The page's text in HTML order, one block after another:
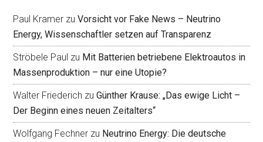
Paul Kramer zuVorsicht vor Fake News – Neutrino
Energy, Wissenschaftler setzen auf Transparenz
Ströbele Paul zu Mit Batterien betriebene Elektroautos in
Massenproduktion – nur eine Utopie?
Walter Friederich zuGünther Krause: „Das ewige Licht –
Der Beginn eines neuen Zeitalters“
Wolfgang Fechner zu Neutrino Energy: Die deutsche